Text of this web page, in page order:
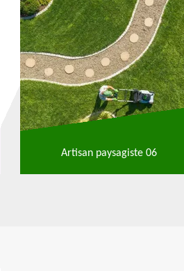
Artisan paysagiste 06